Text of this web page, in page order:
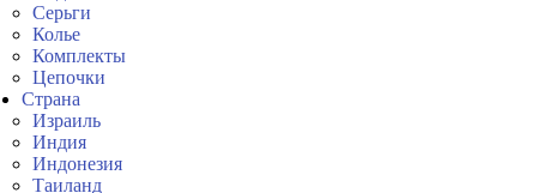
Серьги
Колье
Комплекты
Цепочки
Страна
Израиль
Индия
Индонезия
Таиланд